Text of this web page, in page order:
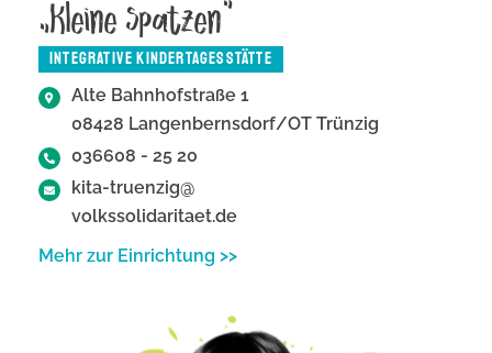
„Kleine Spatzen“
INTEGRATIVE KINDERTAGESSTÄTTE
Alte Bahnhofstraße 1
08428 Langenbernsdorf/OT Trünzig
036608 - 25 20
kita-truenzig@
volkssolidaritaet.de
Mehr zur Einrichtung >>